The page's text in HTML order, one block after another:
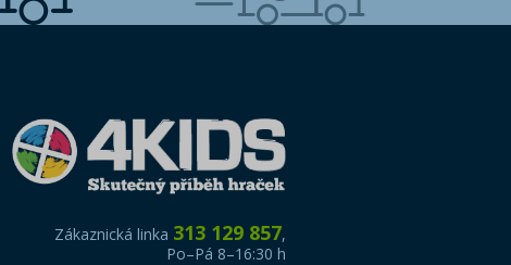
Zákaznická linka 313 129 857,
Po–Pá 8–16:30 h